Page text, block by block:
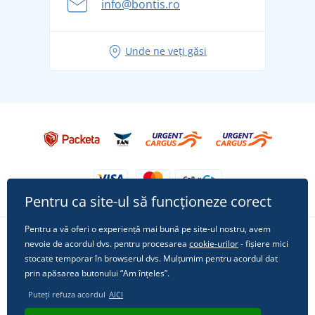
pentru vacanță fără griji
Tricoul preferat City în rol principal: ținute pentru
info@bontis.ro
Unde ne veți găsi
Urmărește-ne pe rețelele sociale
Pentru ca site-ul să funcționeze corect
Pentru a vă oferi o experiență mai bună pe site-ul nostru, avem
nevoie de acordul dvs. pentru procesarea cookie-urilor- fișiere mici
stocate temporar în browserul dvs. Mulțumim pentru acordul dat
prin apăsarea butonului “Am înțeles”.
Puteți refuza acordul AICI